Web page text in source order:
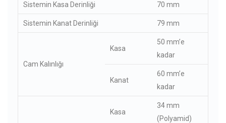
Sistemin Kasa Derinliği 70 mm
Sistemin Kanat Derinliği 79 mm
Cam Kalınlığı
Kasa
50 mm’e
kadar
Kanat
60 mm’e
kadar
Kasa
34 mm
(Polyamid)